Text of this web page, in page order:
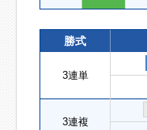
勝式
3連単
3連複